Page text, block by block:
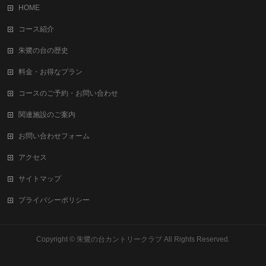
HOME
コース紹介
朱鷺の台の歴史
料金・お得なプラン
コースのご予約・お問い合わせ
関連施設のご案内
お問い合わせフォーム
アクセス
サイトマップ
プライバシーポリシー
Copyright © 朱鷺の台カントリークラブAll Rights Reserved.